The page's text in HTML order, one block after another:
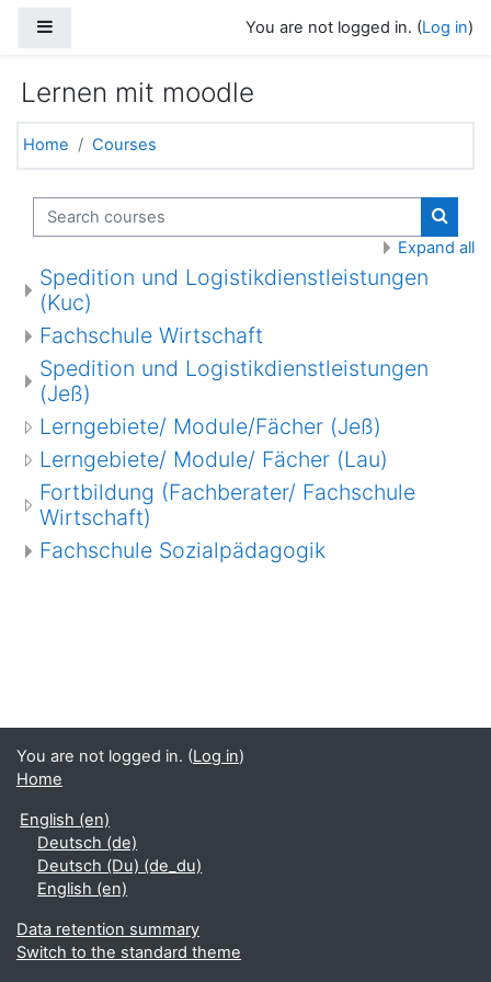
You are not logged in. (Log in)
Lernen mit moodle
Home Courses
Search courses
Expand all
Spedition und Logistikdienstleistungen
(Kuc)
Fachschule Wirtschaft
Spedition und Logistikdienstleistungen
(Jeß)
Lerngebiete/ Module/Fächer (Jeß)
Lerngebiete/ Module/ Fächer (Lau)
Fortbildung (Fachberater/ Fachschule
Wirtschaft)
Fachschule Sozialpädagogik
You are not logged in. (Log in)
Home
English ‎(en)‎
Deutsch ‎(de)‎
Deutsch (Du) ‎(de_du)‎
English ‎(en)‎
Data retention summary
Switch to the standard theme